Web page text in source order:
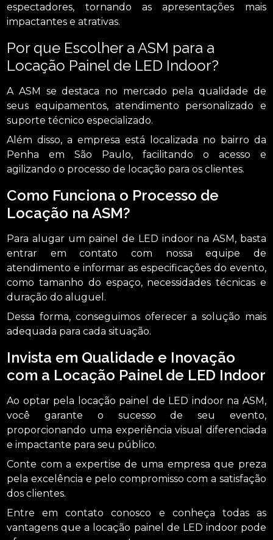
espectadores, tornando as apresentações mais
impactantes e atrativas.
Por que Escolher a ASM para a
Locação Painel de LED Indoor?
A ASM se destaca no mercado pela qualidade de
seus equipamentos, atendimento personalizado e
suporte técnico especializado.
Além disso, a empresa está localizada no bairro da
Penha em São Paulo, facilitando o acesso e
agilizando o processo de locação para os clientes.
Como Funciona o Processo de
Locação na ASM?
Para alugar um painel de LED indoor na ASM, basta
entrar em contato com nossa equipe de
atendimento e informar as especificações do evento,
como tamanho do espaço, necessidades técnicas e
duração do aluguel.
Dessa forma, conseguimos oferecer a solução mais
adequada para cada situação.
Invista em Qualidade e Inovação
com a Locação Painel de LED Indoor
Ao optar pela locação painel de LED indoor na ASM,
você garante o sucesso de seu evento,
proporcionando uma experiência visual diferenciada
e impactante para seu público.
Conte com a expertise de uma empresa que preza
pela excelência e pelo compromisso com a satisfação
dos clientes.
Entre em contato conosco e conheça todas as
vantagens que a locação painel de LED indoor pode